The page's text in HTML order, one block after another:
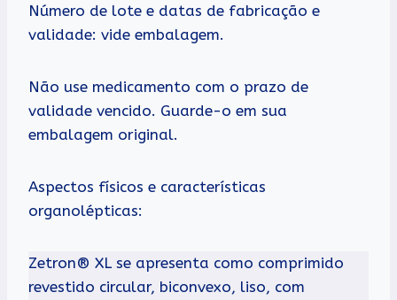
Número de lote e datas de fabricação e
validade: vide embalagem.
Não use medicamento com o prazo de
validade vencido. Guarde-o em sua
embalagem original.
Aspectos físicos e características
organolépticas:
Zetron® XL se apresenta como comprimido
revestido circular, biconvexo, liso, com